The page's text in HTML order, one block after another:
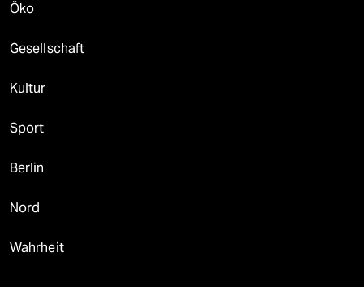
Öko
Gesellschaft
Kultur
Sport
Berlin
Nord
Wahrheit